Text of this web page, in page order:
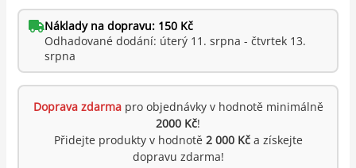
Náklady na dopravu: 150 Kč
Odhadované dodání: úterý 11. srpna - čtvrtek 13.
srpna
Doprava zdarmapro objednávky v hodnotě minimálně
2000 Kč!
Přidejte produkty v hodnotě 2 000 Kča získejte
dopravu zdarma!